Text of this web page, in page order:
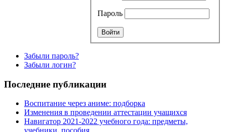
Пароль
Забыли пароль?
Забыли логин?
Последние публикации
Воспитание через аниме: подборка
Изменения в проведении аттестации учащихся
Навигатор 2021-2022 учебного года: предметы,